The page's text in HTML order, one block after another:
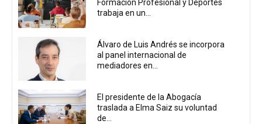
Formación Profesional y Deportes
trabaja en un...
Álvaro de Luis Andrés se incorpora
al panel internacional de
mediadores en...
El presidente de la Abogacía
traslada a Elma Saiz su voluntad
de...